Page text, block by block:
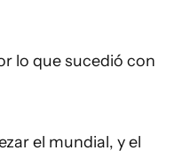
lo que sucedió con
el mundial, y el